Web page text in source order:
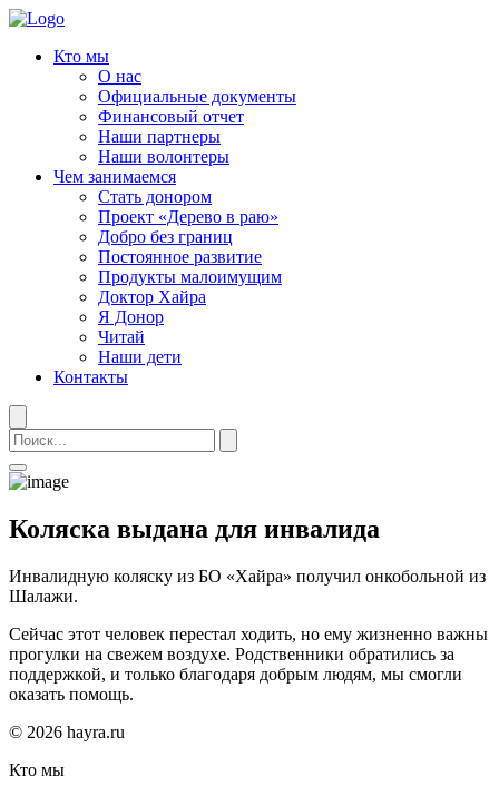
Кто мы
О нас
Официальные документы
Финансовый отчет
Наши партнеры
Наши волонтеры
Чем занимаемся
Стать донором
Проект «Дерево в раю»
Добро без границ
Постоянное развитие
Продукты малоимущим
Доктор Хайра
Я Донор
Читай
Наши дети
Контакты
Коляска выдана для инвалида
Инвалидную коляску из БО «Хайра» получил онкобольной из
Шалажи.
Сейчас этот человек перестал ходить, но ему жизненно важны
прогулки на свежем воздухе. Родственники обратились за
поддержкой, и только благодаря добрым людям, мы смогли
оказать помощь.
© 2026 hayra.ru
Кто мы